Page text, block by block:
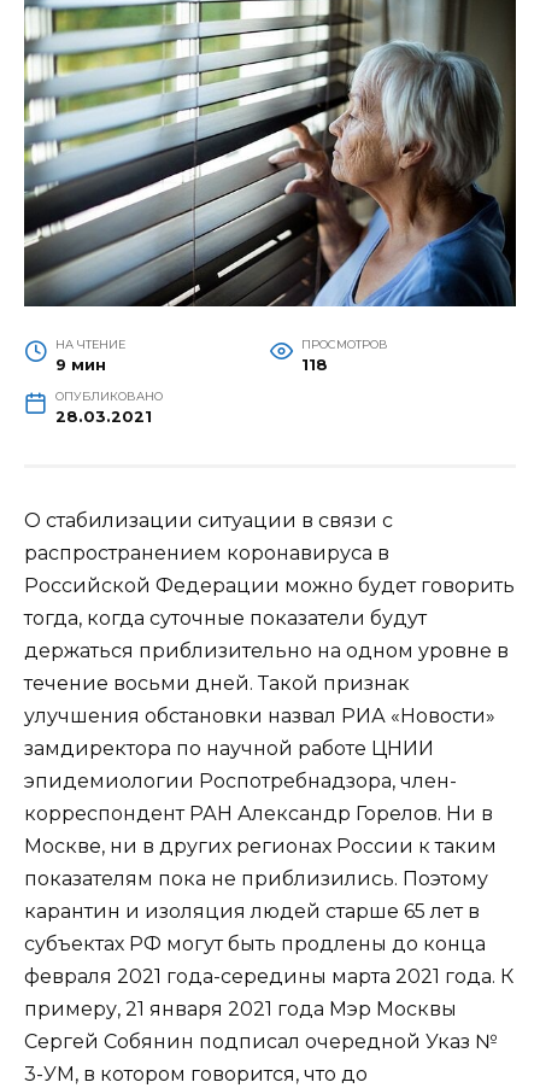
НА ЧТЕНИЕ
9 мин
ПРОСМОТРОВ
118
ОПУБЛИКОВАНО
28.03.2021
О стабилизации ситуации в связи с
распространением коронавируса в
Российской Федерации можно будет говорить
тогда, когда суточные показатели будут
держаться приблизительно на одном уровне в
течение восьми дней. Такой признак
улучшения обстановки назвал РИА «Новости»
замдиректора по научной работе ЦНИИ
эпидемиологии Роспотребнадзора, член-
корреспондент РАН Александр Горелов. Ни в
Москве, ни в других регионах России к таким
показателям пока не приблизились. Поэтому
карантин и изоляция людей старше 65 лет в
субъектах РФ могут быть продлены до конца
февраля 2021 года-середины марта 2021 года. К
примеру, 21 января 2021 года Мэр Москвы
Сергей Собянин подписал очередной Указ №
3-УМ, в котором говорится, что до